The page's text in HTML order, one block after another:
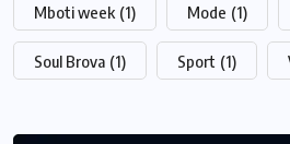
Mboti week (1) Mode (1)
Soul Brova (1) Sport (1)